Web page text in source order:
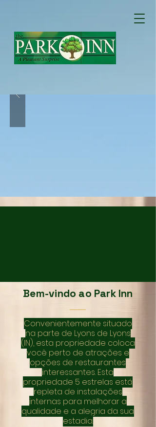
Bem-vindo ao Park Inn
Convenientemente situado
na parte de Lyons de Lyons
(IN), esta propriedade coloca
você perto de atrações e
opções de restaurantes
interessantes. Esta
propriedade 5 estrelas está
repleta de instalações
internas para melhorar a
qualidade e a alegria da sua
estadia.